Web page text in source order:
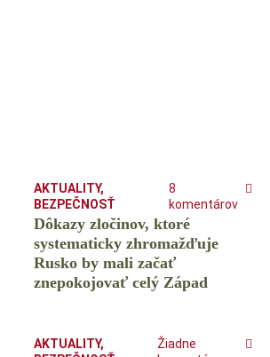
AKTUALITY,
BEZPEČNOSŤ
8
komentárov
Dôkazy zločinov, ktoré
systematicky zhromažďuje
Rusko by mali začať
znepokojovať celý Západ
AKTUALITY,
Žiadne